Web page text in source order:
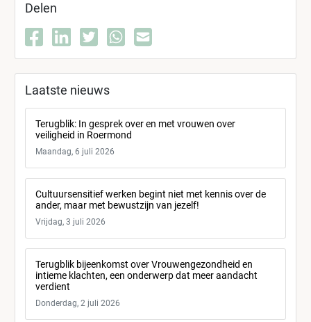
Delen
Laatste nieuws
Terugblik: In gesprek over en met vrouwen over
veiligheid in Roermond
Maandag, 6 juli 2026
Cultuursensitief werken begint niet met kennis over de
ander, maar met bewustzijn van jezelf!
Vrijdag, 3 juli 2026
Terugblik bijeenkomst over Vrouwengezondheid en
intieme klachten, een onderwerp dat meer aandacht
verdient
Donderdag, 2 juli 2026